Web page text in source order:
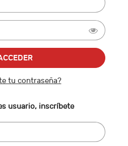
tu contraseña?
usuario, inscríbete